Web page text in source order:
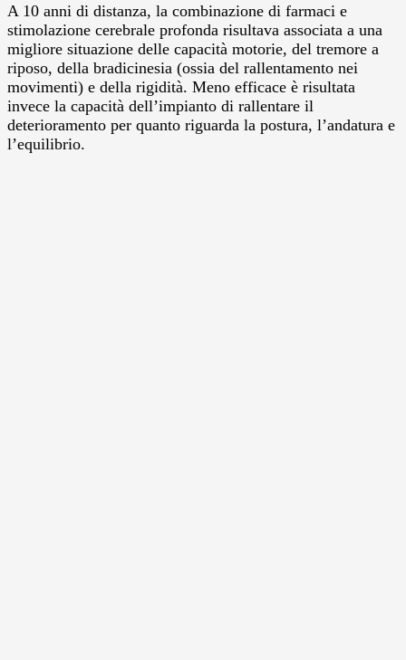
A 10 anni di distanza, la combinazione di farmaci e
stimolazione cerebrale profonda risultava associata a una
migliore situazione delle capacità motorie, del tremore a
riposo, della bradicinesia (ossia del rallentamento nei
movimenti) e della rigidità. Meno efficace è risultata
invece la capacità dell’impianto di rallentare il
deterioramento per quanto riguarda la postura, l’andatura e
l’equilibrio.